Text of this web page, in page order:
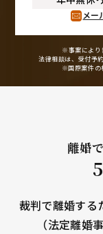
メー
※事案により
法律相談は、受付予
※国際案件の
離婚
裁判で離婚する
（法定離婚